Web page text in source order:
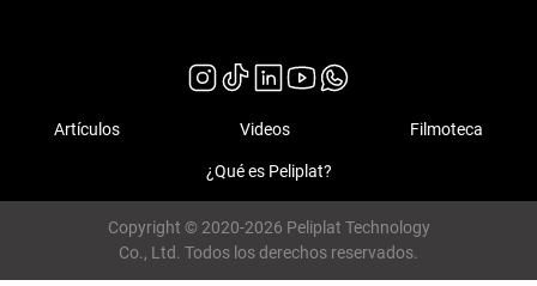
Artículos Videos Filmoteca
¿Qué es Peliplat?
Copyright © 2020-2026 Peliplat Technology
Co., Ltd. Todos los derechos reservados.